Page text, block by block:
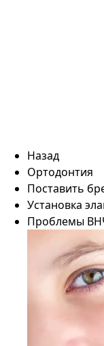
Назад
Ортодонтия
Поставить
Установка
Проблемы